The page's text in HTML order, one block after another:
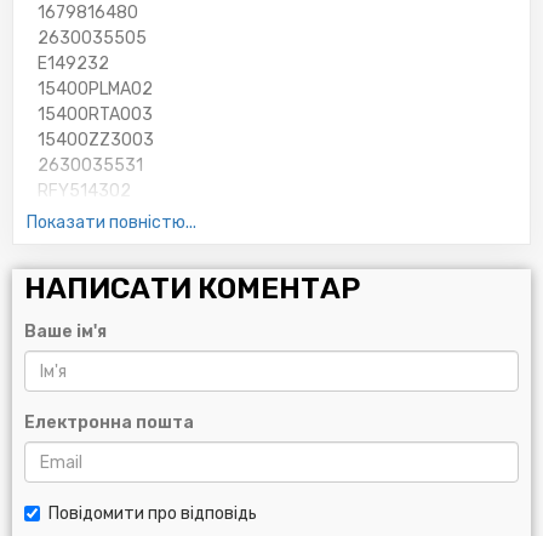
1679816480
2630035505
E149232
15400PLMA02
15400RTA003
15400ZZ3003
2630035531
RFY514302
JEY014302A
MD356000
15208AA130
15208AA031
MAZDA:
032414300
037023802
037023802B
B35914302
Показати повністю...
НАПИСАТИ КОМЕНТАР
Ваше ім'я
Електронна пошта
Повідомити про відповідь